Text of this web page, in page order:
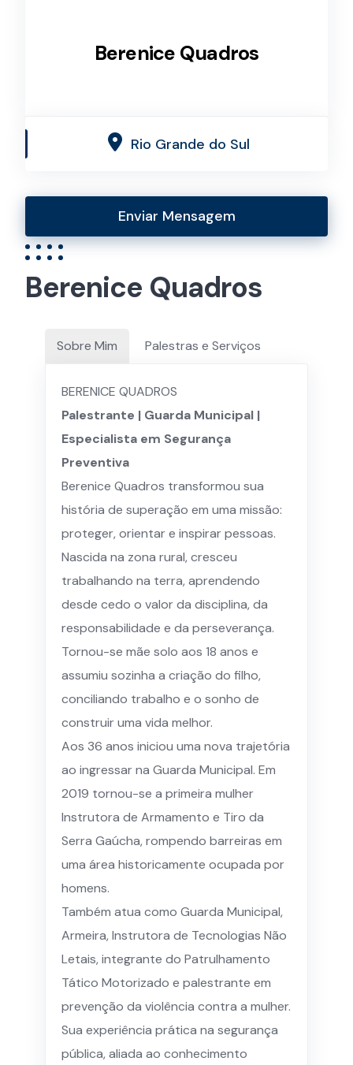
Berenice Quadros
Rio Grande do Sul
Enviar Mensagem
Berenice Quadros
Sobre Mim Palestras e Serviços
BERENICE QUADROS
Palestrante | Guarda Municipal |
Especialista em Segurança
Preventiva
Berenice Quadros transformou sua
história de superação em uma missão:
proteger, orientar e inspirar pessoas.
Nascida na zona rural, cresceu
trabalhando na terra, aprendendo
desde cedo o valor da disciplina, da
responsabilidade e da perseverança.
Tornou-se mãe solo aos 18 anos e
assumiu sozinha a criação do filho,
conciliando trabalho e o sonho de
construir uma vida melhor.
Aos 36 anos iniciou uma nova trajetória
ao ingressar na Guarda Municipal. Em
2019 tornou-se a primeira mulher
Instrutora de Armamento e Tiro da
Serra Gaúcha, rompendo barreiras em
uma área historicamente ocupada por
homens.
Também atua como Guarda Municipal,
Armeira, Instrutora de Tecnologias Não
Letais, integrante do Patrulhamento
Tático Motorizado e palestrante em
prevenção da violência contra a mulher.
Sua experiência prática na segurança
pública, aliada ao conhecimento